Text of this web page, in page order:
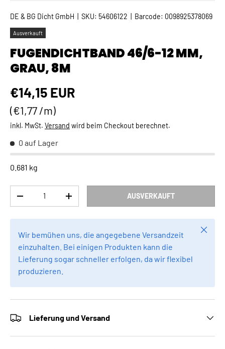
DE & BG Dicht GmbH SKU: 54606122 Barcode: 0098925378069
Ausverkauft
FUGENDICHTBAND 46/6-12 MM,
GRAU, 8M
Normaler Preis
€14,15 EUR
Grundpreis
€1,77 /m
inkl. MwSt. Versand wird beim Checkout berechnet.
0 auf Lager
0.681 kg
MENGE VERRINGERNMENGE ERHÖHEN AUSVERKAUFT
Wir bemühen uns, die angegebene Versandzeit
einzuhalten. Bei einigen Produkten kann die
Lieferung sogar schneller erfolgen, da wir flexibel
produzieren.
Lieferung und Versand